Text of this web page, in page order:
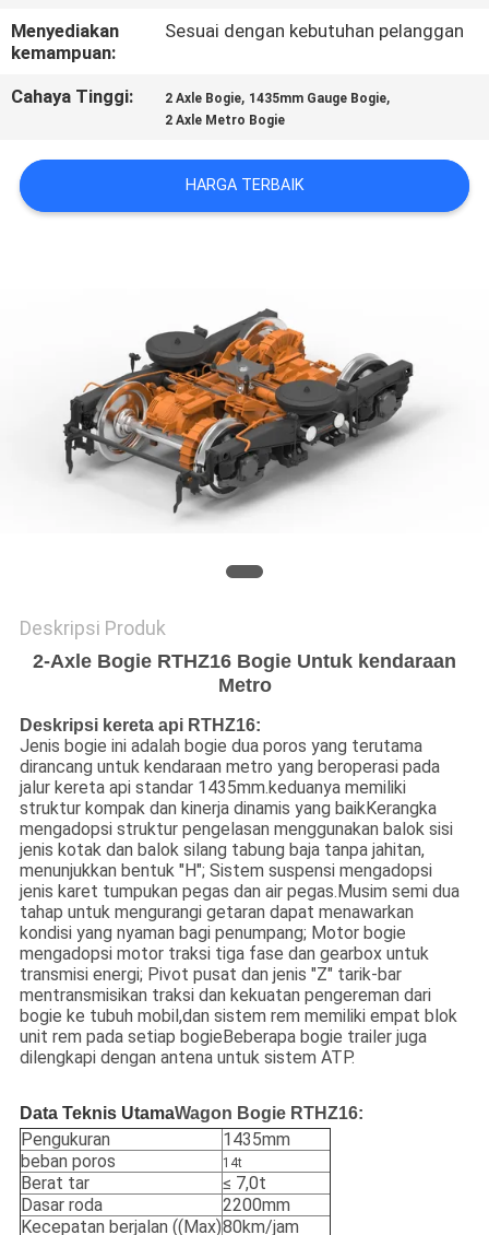
SEMUA
KASUS
SITEMAP
PRIVACY
Menyediakan
kemampuan:
Sesuai dengan kebutuhan pelanggan
Cahaya Tinggi: 2 Axle Bogie, 1435mm Gauge Bogie,
2 Axle Metro Bogie
HARGA TERBAIK
Deskripsi Produk
2-Axle Bogie RTHZ16 Bogie Untuk kendaraan
Metro
Deskripsi kereta api RTHZ16:
Jenis bogie ini adalah bogie dua poros yang terutama
dirancang untuk kendaraan metro yang beroperasi pada
jalur kereta api standar 1435mm.keduanya memiliki
struktur kompak dan kinerja dinamis yang baikKerangka
mengadopsi struktur pengelasan menggunakan balok sisi
jenis kotak dan balok silang tabung baja tanpa jahitan,
menunjukkan bentuk "H"; Sistem suspensi mengadopsi
jenis karet tumpukan pegas dan air pegas.Musim semi dua
tahap untuk mengurangi getaran dapat menawarkan
kondisi yang nyaman bagi penumpang; Motor bogie
mengadopsi motor traksi tiga fase dan gearbox untuk
transmisi energi; Pivot pusat dan jenis "Z" tarik-bar
mentransmisikan traksi dan kekuatan pengereman dari
bogie ke tubuh mobil,dan sistem rem memiliki empat blok
unit rem pada setiap bogieBeberapa bogie trailer juga
dilengkapi dengan antena untuk sistem ATP.
Data Teknis UtamaWagon Bogie RTHZ16:
Pengukuran
1435mm
beban poros
14t
Berat tar
≤ 7,0t
Dasar roda
2200mm
Kecepatan berjalan ((Max)80km/jam